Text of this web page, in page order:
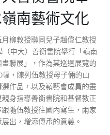
南藝術文化
柳教授聯同兒子趙偉仁教授
中大）善衡書院舉行「嶺南
聯展」，作為其巡迴展覽的
，陳列伍教授母子倆的山
作品，以及嶺藝會成員的畫
身指導善衡書院和基督教正
隨伍教授往國內寫生，兩家
出，增添傳承的意義。